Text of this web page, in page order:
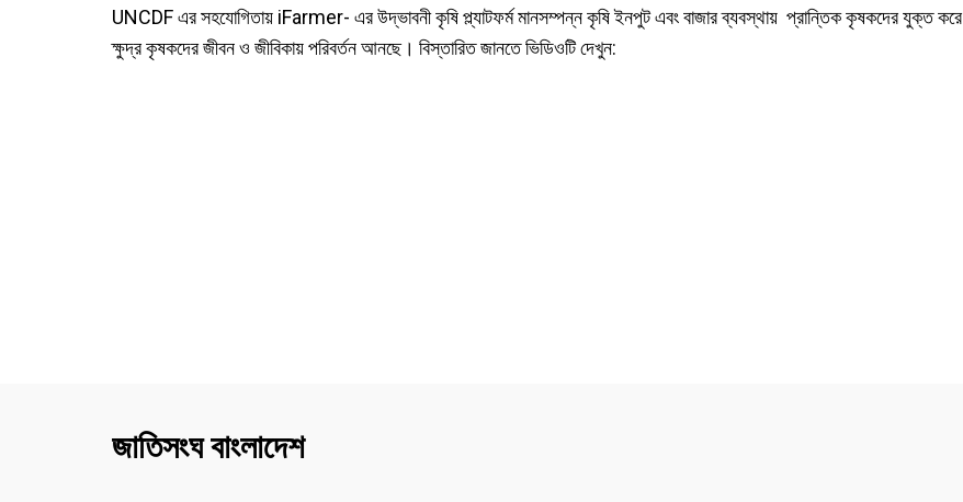
UNCDF এর সহযোগিতায় iFarmer- এর উদ্ভাবনী কৃষি প্ল্যাটফর্ম মানসম্পন্ন কৃষি ইনপুট এবং বাজার ব্যবস্থায় প্রান্তিক কৃষকদের যুক্ত করে
ক্ষুদ্র কৃষকদের জীবন ও জীবিকায় পরিবর্তন আনছে। বিস্তারিত জানতে ভিডিওটি দেখুন:
জাতিসংঘ বাংলাদেশ